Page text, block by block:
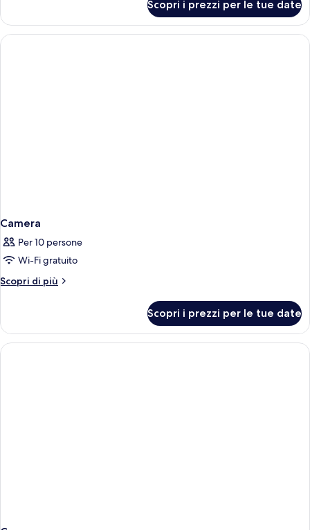
Scopri i prezzi per le tue date
Camera
Per 10 persone
Wi-Fi gratuito
Scopri di più
Altri
Scopri i prezzi per le tue date